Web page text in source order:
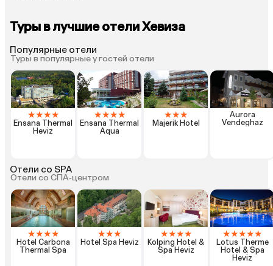
Туры в лучшие отели Хевиза
Популярные отели
Туры в популярные у гостей отели
★★★★
Ensana Thermal
Heviz
★★★★
Ensana Thermal
Aqua
★★★
Majerik Hotel
Aurora
Vendeghaz
Отели со SPA
Отели со СПА‑центром
★★★★
Hotel Carbona
Thermal Spa
★★★
Hotel Spa Heviz
★★★★
Kolping Hotel &
Spa Heviz
★★★★★
Lotus Therme
Hotel & Spa
Heviz